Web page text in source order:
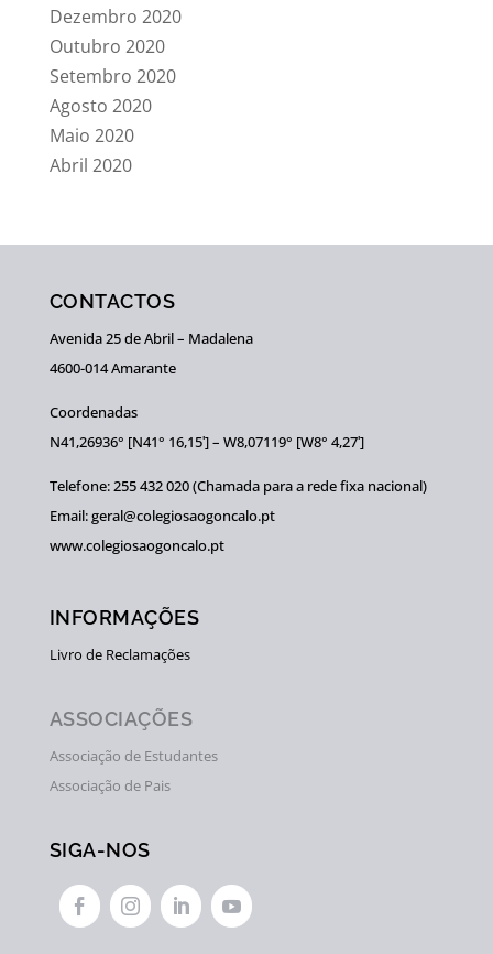
Dezembro 2020
Outubro 2020
Setembro 2020
Agosto 2020
Maio 2020
Abril 2020
CONTACTOS
Avenida 25 de Abril – Madalena
4600-014 Amarante
Coordenadas
N41,26936° [N41° 16,15ʹ] – W8,07119° [W8° 4,27ʹ]
Telefone: 255 432 020 (Chamada para a rede fixa nacional)
Email: geral@colegiosaogoncalo.pt
www.colegiosaogoncalo.pt
INFORMAÇÕES
Livro de Reclamações
ASSOCIAÇÕES
Associação de Estudantes
Associação de Pais
SIGA-NOS
   